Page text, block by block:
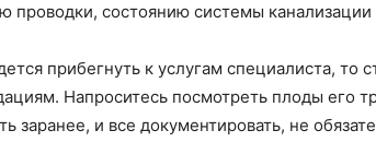
проводки, состоянию системы
прибегнуть к услугам специалиста, то
Напроситесь посмотреть плоды его
заранее, и все документировать, не